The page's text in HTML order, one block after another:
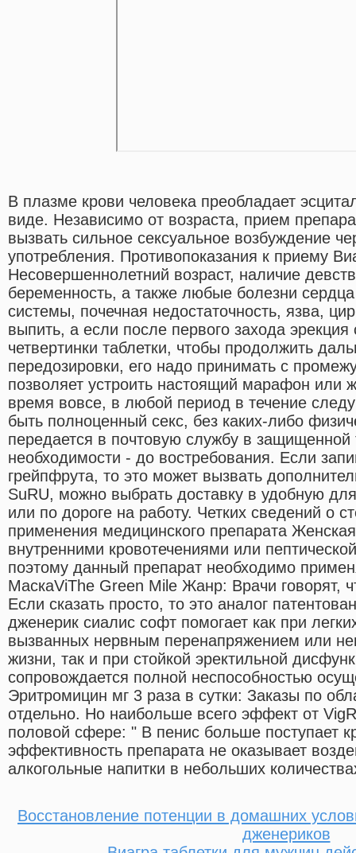
В плазме крови человека преобладает
виде. Независимо от возраста, прием
вызвать сильное сексуальное возбуждение
употребления. Противопоказания к приему
Несовершеннолетний возраст, наличие
беременность, а также любые болезни
системы, почечная недостаточность, язва,
выпить, а если после первого захода эрекция
четвертинки таблетки, чтобы продолжить
передозировки, его надо принимать с
позволяет устроить настоящий марафон или
время вовсе, в любой период в течение
быть полноценный секс, без каких-либо
передается в почтовую службу в
необходимости - до востребования. Если
грейпфрута, то это может вызвать
SuRU, можно выбрать доставку в удобную
или по дороге на работу. Четких сведений о
применения медицинского препарата
внутренними кровотечениями или
поэтому данный препарат необходимо
МаскаViThe Green Mile Жанр: Врачи говорят,
Если сказать просто, то это аналог
дженерик сиалис софт помогает как при
вызванных нервным перенапряжением или
жизни, так и при стойкой эректильной
сопровождается полной неспособностью
Эритромицин мг 3 раза в сутки: Заказы по
отдельно. Но наибольше всего эффект от
половой сфере: " В пенис больше поступает
эффективность препарата не оказывает
алкогольные напитки в небольших
Восстановление потенции в домашних
дженериков